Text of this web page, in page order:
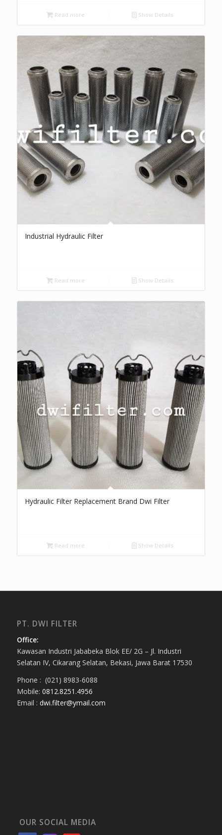
Read more Show Details
Industrial Hydraulic Filter
Read more Show Details
Hydraulic Filter Replacement Brand Dwi Filter
Read more Show Details
PT. DWI FILTER
Office:
Kawasan Industri Jababeka Blok EE/ 2G – Jl. Industri
Selatan IV, Cikarang Selatan, Bekasi, Jawa Barat 17530
Phone : (021) 8983-6088
Mobile: 0812.8251.4956
Email : dwi.filter@ymail.com
OUR SOCIAL MEDIA